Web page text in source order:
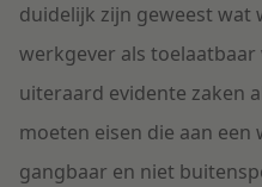
duidelijk zijn geweest wat
werkgever als
uiteraard evidente zaken
moeten eisen die aan
gangbaar en niet